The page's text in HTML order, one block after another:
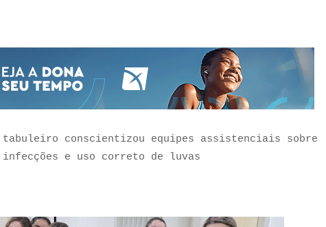
tabuleiro conscientizou equipes assistenciais sobre
infecções e uso correto de luvas